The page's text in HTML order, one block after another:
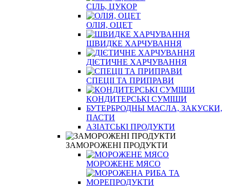
СІЛЬ, ЦУКОР
ОЛІЯ, ОЦЕТ
ШВИДКЕ ХАРЧУВАННЯ
ДІЄТИЧНЕ ХАРЧУВАННЯ
СПЕЦІІ ТА ПРИПРАВИ
КОНДИТЕРСЬКІ СУМІШИ
БУТЕРБРОДНЫ МАСЛА, ЗАКУСКИ,
ПАСТИ
АЗІАТСЬКІ ПРОДУКТИ
ЗАМОРОЖЕНІ ПРОДУКТИ
МОРОЖЕНЕ МЯСО